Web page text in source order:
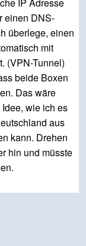
IP Adresse
einen DNS-
überlege, einen
mit
(VPN-Tunnel)
beide Boxen
Das wäre
wie ich es
aus
kann. Drehen
hin und müsste